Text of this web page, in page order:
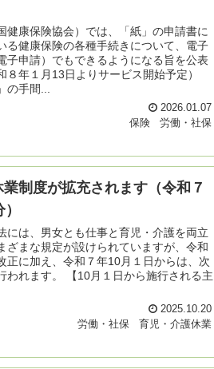
健康保険協会）では、「紙」の申請書に
る健康保険の各種手続きについて、電子
子申請）でもできるようになる旨を公表
８年１月13日よりサービス開始予定）
の手間...
2026.01.07
保険
労働・社保
制度が拡充されます（令和７
には、男女とも仕事と育児・介護を両立
ざまな規定が設けられていますが、令和
正に加え、令和７年10月１日からは、次
われます。 【10月１日から施行される主
2025.10.20
労働・社保
育児・介護休業